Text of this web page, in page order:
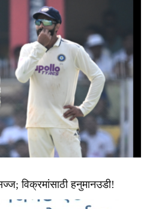
विक्रमांसाठी हनुमानउडी!